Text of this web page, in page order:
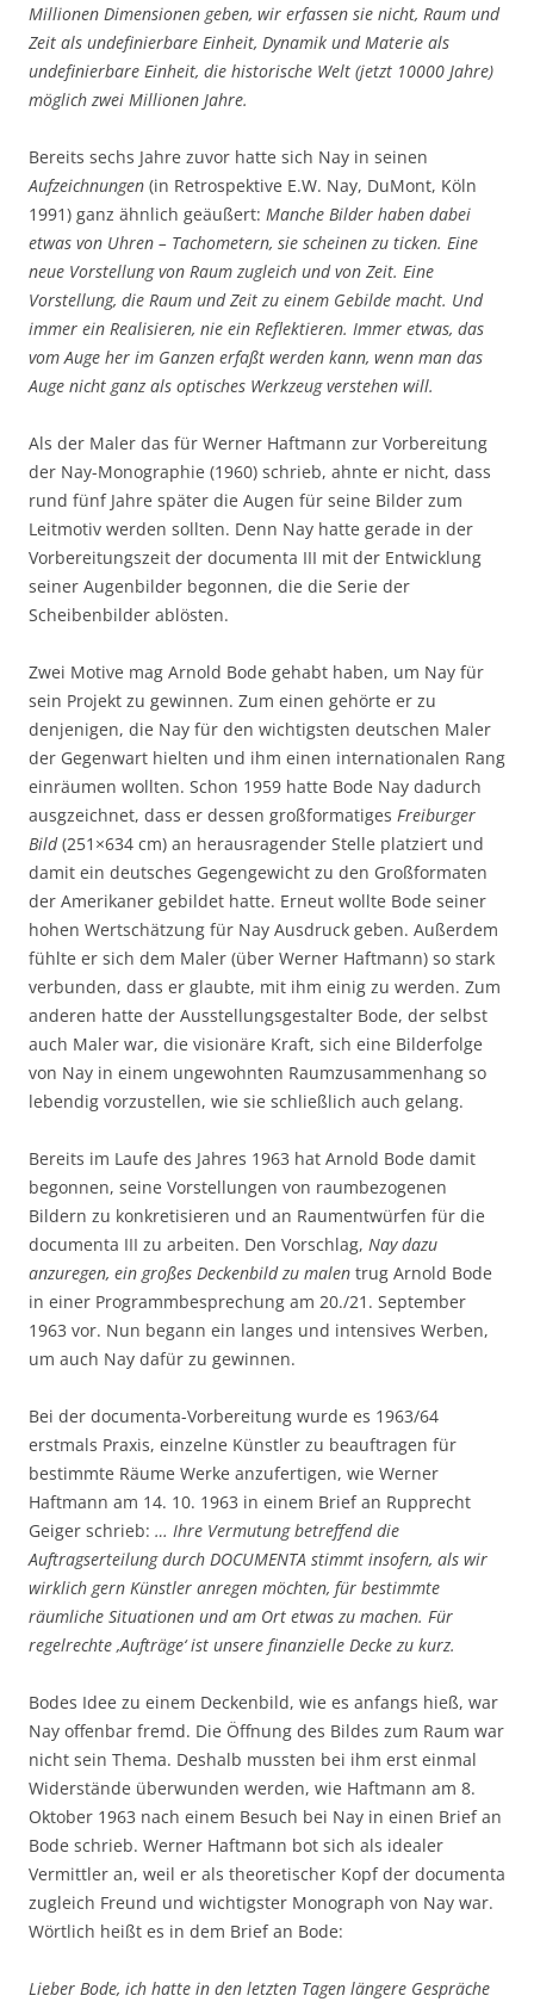
Millionen Dimensionen geben, wir erfassen sie nicht, Raum und
Zeit als undefinierbare Einheit, Dynamik und Materie als
undefinierbare Einheit, die historische Welt (jetzt 10000 Jahre)
möglich zwei Millionen Jahre.
Bereits sechs Jahre zuvor hatte sich Nay in seinen
Aufzeichnungen (in Retrospektive E.W. Nay, DuMont, Köln
1991) ganz ähnlich geäußert: Manche Bilder haben dabei
etwas von Uhren – Tachometern, sie scheinen zu ticken. Eine
neue Vorstellung von Raum zugleich und von Zeit. Eine
Vorstellung, die Raum und Zeit zu einem Gebilde macht. Und
immer ein Realisieren, nie ein Reflektieren. Immer etwas, das
vom Auge her im Ganzen erfaßt werden kann, wenn man das
Auge nicht ganz als optisches Werkzeug verstehen will.
Als der Maler das für Werner Haftmann zur Vorbereitung
der Nay-Monographie (1960) schrieb, ahnte er nicht, dass
rund fünf Jahre später die Augen für seine Bilder zum
Leitmotiv werden sollten. Denn Nay hatte gerade in der
Vorbereitungszeit der documenta III mit der Entwicklung
seiner Augenbilder begonnen, die die Serie der
Scheibenbilder ablösten.
Zwei Motive mag Arnold Bode gehabt haben, um Nay für
sein Projekt zu gewinnen. Zum einen gehörte er zu
denjenigen, die Nay für den wichtigsten deutschen Maler
der Gegenwart hielten und ihm einen internationalen Rang
einräumen wollten. Schon 1959 hatte Bode Nay dadurch
ausgzeichnet, dass er dessen großformatiges Freiburger
Bild(251×634 cm) an herausragender Stelle platziert und
damit ein deutsches Gegengewicht zu den Großformaten
der Amerikaner gebildet hatte. Erneut wollte Bode seiner
hohen Wertschätzung für Nay Ausdruck geben. Außerdem
fühlte er sich dem Maler (über Werner Haftmann) so stark
verbunden, dass er glaubte, mit ihm einig zu werden. Zum
anderen hatte der Ausstellungsgestalter Bode, der selbst
auch Maler war, die visionäre Kraft, sich eine Bilderfolge
von Nay in einem ungewohnten Raumzusammenhang so
lebendig vorzustellen, wie sie schließlich auch gelang.
Bereits im Laufe des Jahres 1963 hat Arnold Bode damit
begonnen, seine Vorstellungen von raumbezogenen
Bildern zu konkretisieren und an Raumentwürfen für die
documenta III zu arbeiten. Den Vorschlag, Nay dazu
anzuregen, ein großes Deckenbild zu malen trug Arnold Bode
in einer Programmbesprechung am 20./21. September
1963 vor. Nun begann ein langes und intensives Werben,
um auch Nay dafür zu gewinnen.
Bei der documenta-Vorbereitung wurde es 1963/64
erstmals Praxis, einzelne Künstler zu beauftragen für
bestimmte Räume Werke anzufertigen, wie Werner
Haftmann am 14. 10. 1963 in einem Brief an Rupprecht
Geiger schrieb: … Ihre Vermutung betreffend die
Auftragserteilung durch DOCUMENTA stimmt insofern, als wir
wirklich gern Künstler anregen möchten, für bestimmte
räumliche Situationen und am Ort etwas zu machen. Für
regelrechte ‚Aufträge‘ ist unsere finanzielle Decke zu kurz.
Bodes Idee zu einem Deckenbild, wie es anfangs hieß, war
Nay offenbar fremd. Die Öffnung des Bildes zum Raum war
nicht sein Thema. Deshalb mussten bei ihm erst einmal
Widerstände überwunden werden, wie Haftmann am 8.
Oktober 1963 nach einem Besuch bei Nay in einen Brief an
Bode schrieb. Werner Haftmann bot sich als idealer
Vermittler an, weil er als theoretischer Kopf der documenta
zugleich Freund und wichtigster Monograph von Nay war.
Wörtlich heißt es in dem Brief an Bode:
Lieber Bode, ich hatte in den letzten Tagen längere Gespräche